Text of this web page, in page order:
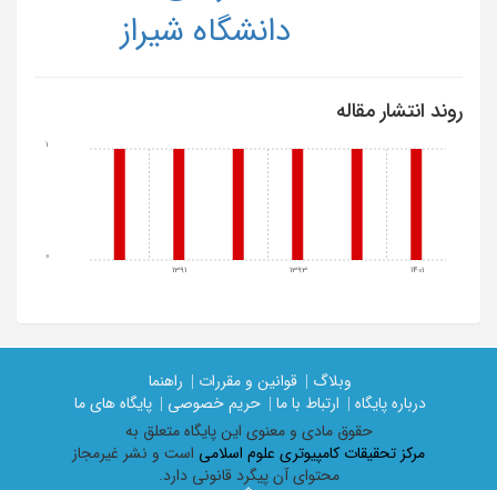
دانشگاه شیراز
روند انتشار مقاله
1391 1393 1401
0
1
وبلاگ | قوانین و مقررات |
راهنما
درباره پایگاه |
ارتباط با ما | حریم خصوصی |
پایگاه های ما
حقوق مادی و معنوی اين پايگاه متعلق به
مرکز تحقیقات کامپیوتری علوم اسلامی است و نشر غیرمجاز
محتوای آن پیگرد قانونی دارد.